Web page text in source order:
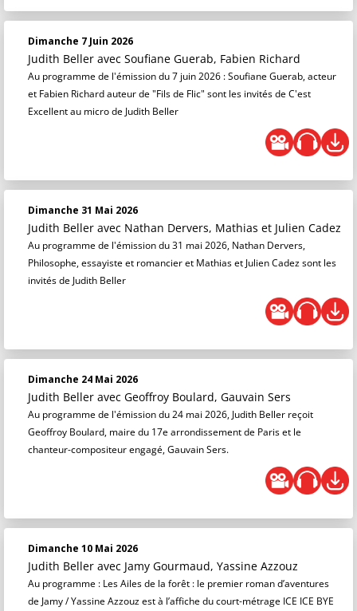
Dimanche 7 Juin 2026
Judith Beller avec Soufiane Guerab, Fabien Richard
Au programme de l'émission du 7 juin 2026 : Soufiane Guerab, acteur
et Fabien Richard auteur de "Fils de Flic" sont les invités de C'est
Excellent au micro de Judith Beller
Dimanche 31 Mai 2026
Judith Beller avec Nathan Dervers, Mathias et Julien Cadez
Au programme de l'émission du 31 mai 2026, Nathan Dervers,
Philosophe, essayiste et romancier et Mathias et Julien Cadez sont les
invités de Judith Beller
Dimanche 24 Mai 2026
Judith Beller avec Geoffroy Boulard, Gauvain Sers
Au programme de l'émission du 24 mai 2026, Judith Beller reçoit
Geoffroy Boulard, maire du 17e arrondissement de Paris et le
chanteur-compositeur engagé, Gauvain Sers.
Dimanche 10 Mai 2026
Judith Beller avec Jamy Gourmaud, Yassine Azzouz
Au programme : Les Ailes de la forêt : le premier roman d’aventures
de Jamy / Yassine Azzouz est à l’affiche du court-métrage ICE ICE BYE